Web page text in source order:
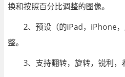
换和按照百分比调整的图像。
2、预设（的iPad，iPhone，
整。
3、支持翻转，旋转，锐利，